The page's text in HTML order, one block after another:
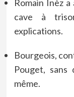
Romain Inèz
cave à
explications.
Bourgeois,
Pouget,
même.